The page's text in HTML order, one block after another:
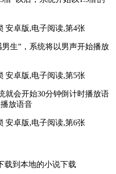
生”，系统将以男声开始播放
就会开始30分钟倒计时播放语
放语音
载到本地的小说下载